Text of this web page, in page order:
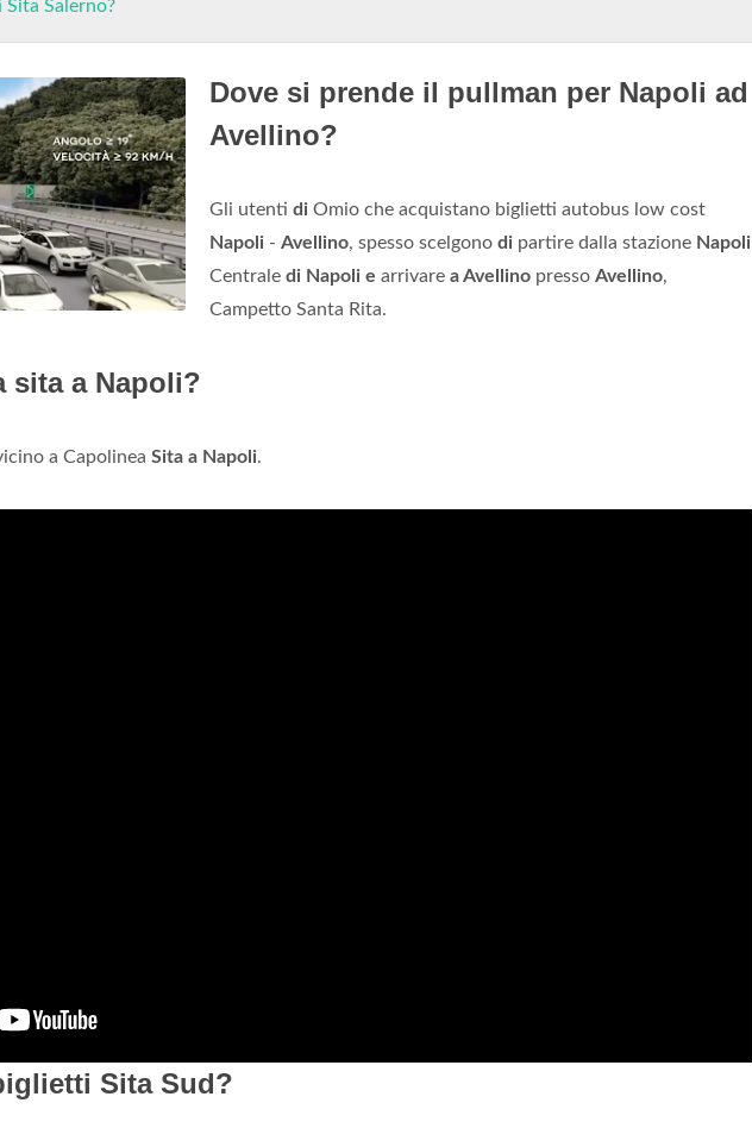
Salerno?
Dove si prende il pullman per Napoli ad
Avellino?
Gli utenti di Omio che acquistano biglietti autobus low cost
Napoli - Avellino, spesso scelgono di partire dalla stazione Napoli
Centrale di Napoli e arrivare a Avellino presso Avellino,
Campetto Santa Rita.
sita a Napoli?
a Capolinea Sita a Napoli.
Sita Sud?